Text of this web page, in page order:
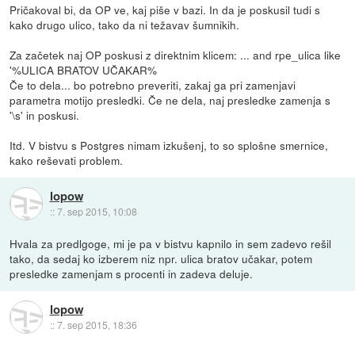
Pričakoval bi, da OP ve, kaj piše v bazi. In da je poskusil tudi s
kako drugo ulico, tako da ni težavav šumnikih.
Za začetek naj OP poskusi z direktnim klicem: ... and rpe_ulica like
'%ULICA BRATOV UČAKAR%
Če to dela... bo potrebno preveriti, zakaj ga pri zamenjavi
parametra motijo presledki. Če ne dela, naj presledke zamenja s
'\s' in poskusi.
Itd. V bistvu s Postgres nimam izkušenj, to so splošne smernice,
kako reševati problem.
lopow
::7. sep 2015, 10:08
Hvala za predlgoge, mi je pa v bistvu kapnilo in sem zadevo rešil
tako, da sedaj ko izberem niz npr. ulica bratov učakar, potem
presledke zamenjam s procenti in zadeva deluje.
lopow
::7. sep 2015, 18:36